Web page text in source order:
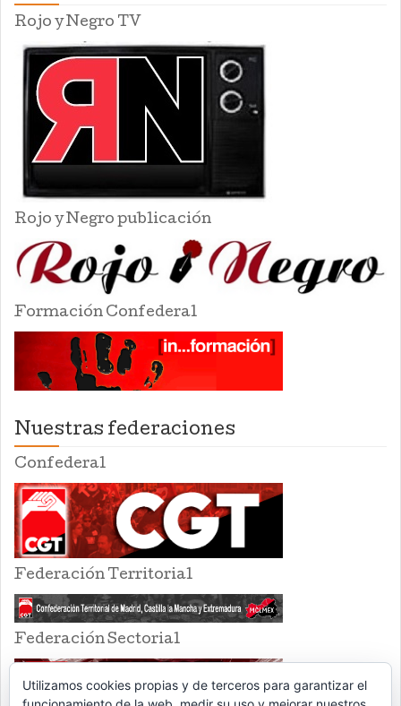
Rojo y Negro TV
Rojo y Negro publicación
Formación Confederal
Nuestras federaciones
Confederal
Federación Territorial
Federación Sectorial
Utilizamos cookies propias y de terceros para garantizar el